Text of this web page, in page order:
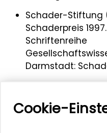
Schader-Stiftung
Schaderpreis
Schriftenreihe
Darmstadt:
Mehr zum
Cookie-